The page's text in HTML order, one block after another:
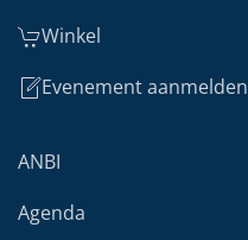
Winkel
Evenement aanmelden
ANBI
Agenda